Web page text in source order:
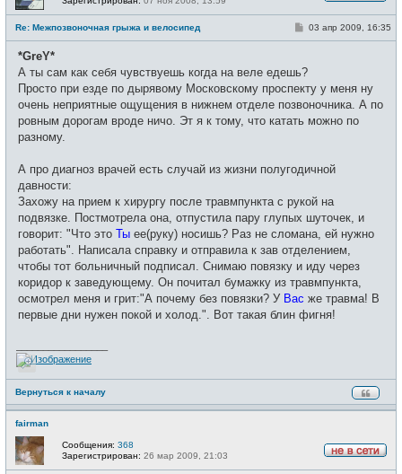
е
в
с
Re: Межпозвоночная грыжа и велосипед
С
щ
н
и
03 апр 2009, 16:35
*GreY*
А ты сам как себя чувствуешь когда на веле едешь?
Просто при езде по дырявому Московскому проспекту у меня ну
очень неприятные ощущения в нижнем отделе позвоночника. А по
ровным дорогам вроде ничо. Эт я к тому, что катать можно по
разному.
А про диагноз врачей есть случай из жизни полугодичной
давности:
Захожу на прием к хирургу после травмпункта с рукой на
подвязке. Постмотрела она, отпустила пару глупых шуточек, и
говорит: "Что это Ты ее(руку) носишь? Раз не сломана, ей нужно
работать". Написала справку и отправила к зав отделением,
чтобы тот больничный подписал. Снимаю повязку и иду через
коридор к заведующему. Он почитал бумажку из травмпункта,
осмотрел меня и грит:"А почему без повязки? У Вас же травма! В
первые дни нужен покой и холод.". Вот такая блин фигня!
Вернуться к началу
fairman
Сообщения: 368
Зарегистрирован: 26 мар 2009, 21:03